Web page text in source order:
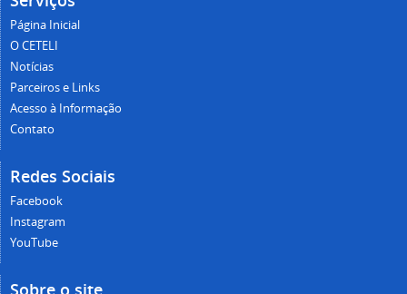
Página Inicial
O CETELI
Notícias
Parceiros e Links
Acesso à Informação
Contato
Redes Sociais
Facebook
Instagram
YouTube
Sobre o site